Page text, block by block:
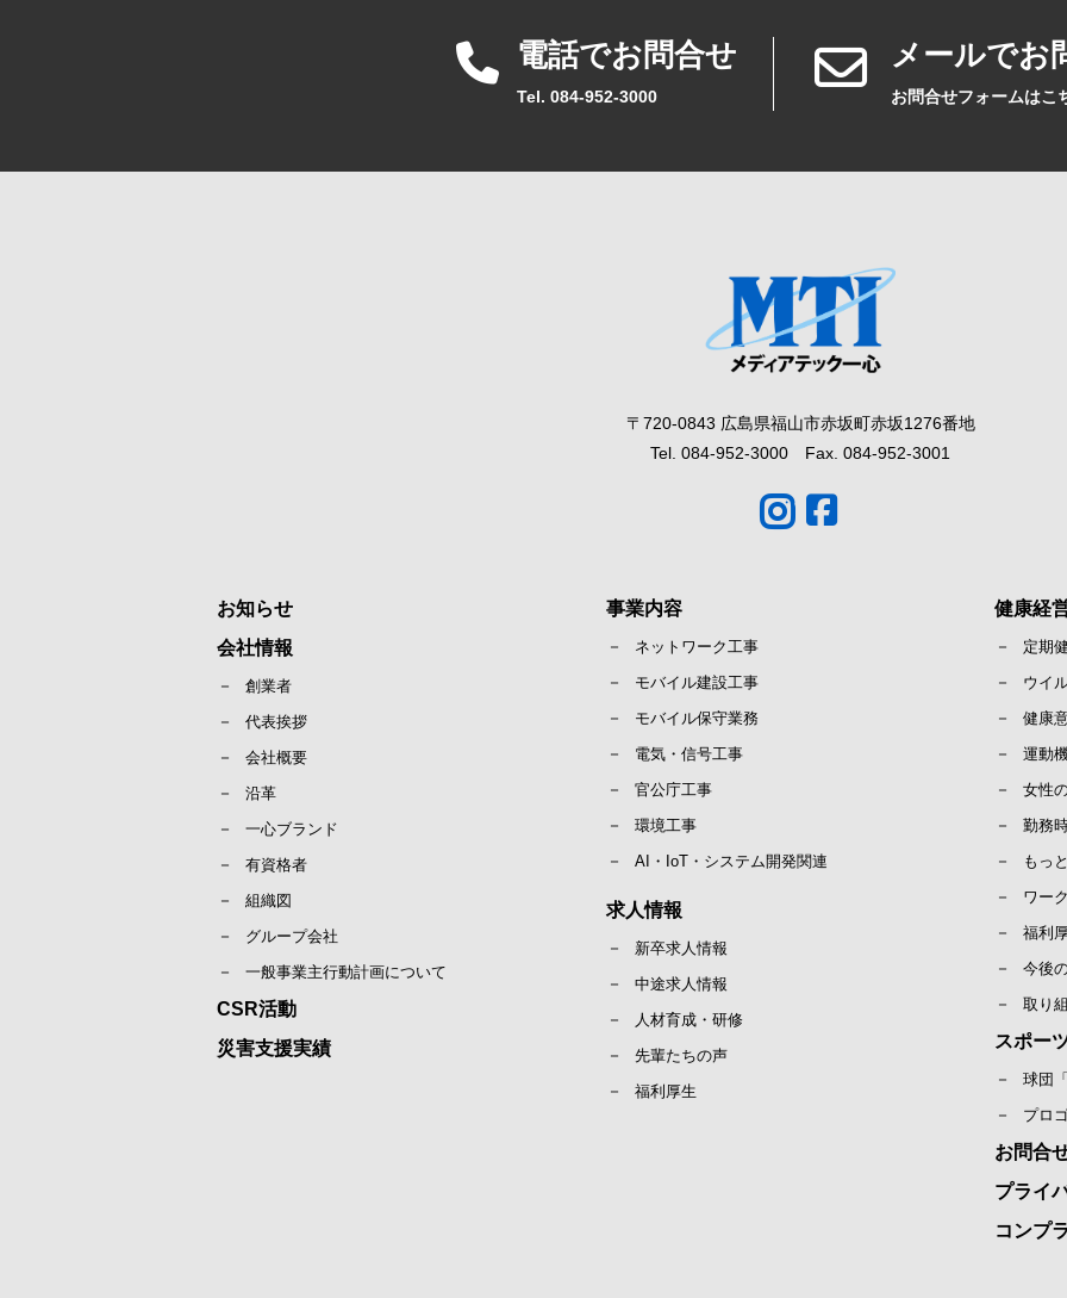
電話でお問合せ
Tel. 084-952-3000
メールでお
お問合せフォームはこ
〒720-0843 広島県福山市赤坂町赤坂1276番地
Tel. 084-952-3000 Fax. 084-952-3001
お知らせ
会社情報
創業者
代表挨拶
会社概要
沿革
一心ブランド
有資格者
組織図
グループ会社
一般事業主行動計画について
CSR活動
災害支援実績
事業内容
ネットワーク工事
モバイル建設工事
モバイル保守業務
電気・信号工事
官公庁工事
環境工事
AI・IoT・システム開発関連
求人情報
新卒求人情報
中途求人情報
人材育成・研修
先輩たちの声
福利厚生
健康経
定期
ウイ
健康
運動
女性
勤務
もっ
ワー
福利
今後
取り
スポー
球団
プロ
お問合
プライ
コンプ